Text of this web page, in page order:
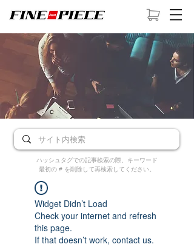
ハッシュタグでの記事検索の際、キーワード
最初の # を削除して再検索してください。
Widget Didn’t Load
Check your internet and refresh
this page.
If that doesn’t work, contact us.